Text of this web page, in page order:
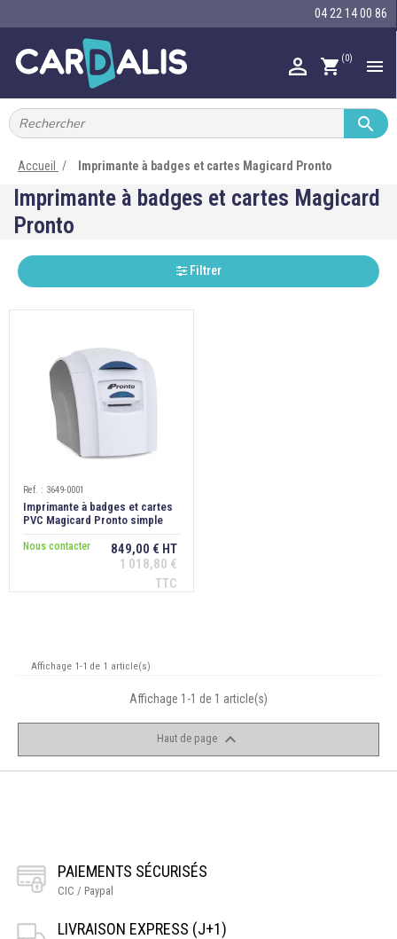
04 22 14 00 86
 shopping_cart (0) 
IMPRIMANTES À BADGES 
CARTE ET BADGE 
PORTE-BADGE
TOUR DE COU 
LECTEUR
ÉCORESPONSABLE
PRODUITS PERSONNALISÉS
DÉSTOCKAGE
Compte client
Contact

Accueil Imprimante à badges et cartes Magicard Pronto
Imprimante à badges et cartes Magicard
Pronto
Filtrer
Ref. : 3649-0001
Imprimante à badges et cartes
PVC Magicard Pronto simple
Nous contacter
849,00 € HT
1 018,80 €
TTC
Affichage 1-1 de 1 article(s)
Affichage 1-1 de 1 article(s)
Haut de page 
PAIEMENTS SÉCURISÉS
CIC / Paypal
LIVRAISON EXPRESS (J+1)